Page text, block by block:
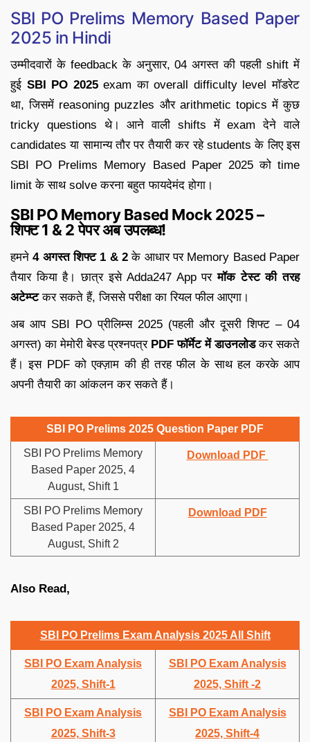
SBI PO Prelims Memory Based Paper
2025 in Hindi
उम्मीदवारों के feedback के अनुसार, 04 अगस्त की पहली shift में
हुई SBI PO 2025exam का overall difficulty level मॉडरेट
था, जिसमें reasoning puzzles और arithmetic topics में कुछ
tricky questions थे। आने वाली shifts में exam देने वाले
candidates या सामान्य तौर पर तैयारी कर रहे students के लिए इस
SBI PO Prelims Memory Based Paper 2025 को time
limit के साथ solve करना बहुत फायदेमंद होगा।
SBI PO Memory Based Mock 2025 –
शिफ्ट 1 & 2 पेपर अब उपलब्ध!
हमने4 अगस्त शिफ्ट 1 & 2 के आधार पर Memory Based Paper
तैयार किया है। छात्र इसे Adda247 App परमॉक टेस्ट की तरह
अटेम्प्टकर सकते हैं, जिससे परीक्षा का रियल फील आएगा।
अब आप SBI PO प्रीलिम्स 2025 (पहली और दूसरी शिफ्ट – 04
अगस्त) का मेमोरी बेस्ड प्रश्नपत्र PDF फॉर्मेट में डाउनलोडकर सकते
हैं। इस PDF को एक्ज़ाम की ही तरह फील के साथ हल करके आप
अपनी तैयारी का आंकलन कर सकते हैं।
SBI PO Prelims 2025 Question Paper PDF
SBI PO Prelims Memory
Based Paper 2025, 4
August, Shift 1
Download PDF
SBI PO Prelims Memory
Based Paper 2025, 4
August, Shift 2
Download PDF
Also Read,
SBI PO Prelims Exam Analysis 2025 All Shift
SBI PO Exam Analysis
2025, Shift-1
SBI PO Exam Analysis
2025, Shift -2
SBI PO Exam Analysis
2025, Shift-3
SBI PO Exam Analysis
2025, Shift-4